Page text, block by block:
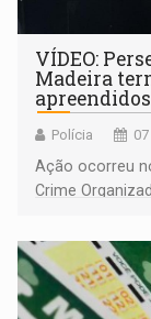
VÍDEO:
Madeira
apreendidos
Polícia
Ação ocorreu
Crime